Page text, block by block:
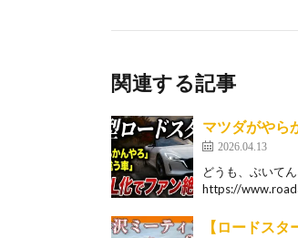
関連する記事
マツダがやら
2026.04.13
どうも、ぶいて
https://
【ロードス